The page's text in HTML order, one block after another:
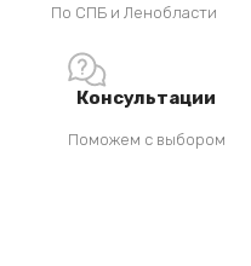
По СПБ и Ленобласти
Консультации
Поможем с выбором